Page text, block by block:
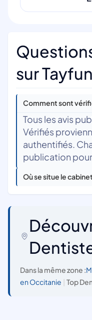
sur
Comment sont
Tous les avis
Vérifiés
authentifiés.
publication
Où se situe le
Dans la même zone :
en Occitanie
Top